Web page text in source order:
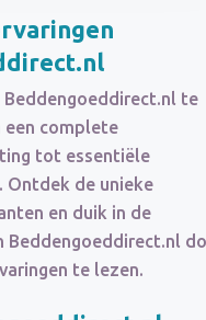
te
een complete
tot essentiële
Ontdek de unieke
en duik in de
Beddengoeddirect.nl
te lezen.